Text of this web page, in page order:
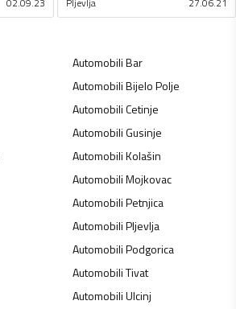
AutomobiliBar
AutomobiliBijelo Polje
AutomobiliCetinje
AutomobiliGusinje
AutomobiliKolašin
AutomobiliMojkovac
AutomobiliPetnjica
AutomobiliPljevlja
AutomobiliPodgorica
AutomobiliTivat
AutomobiliUlcinj